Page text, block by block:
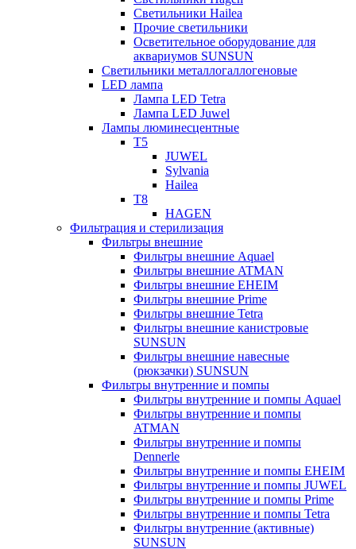
Светильники Hailea
Прочие светильники
Осветительное оборудование для
аквариумов SUNSUN
Светильники металлогаллогеновые
LED лампа
Лампа LED Tetra
Лампа LED Juwel
Лампы люминесцентные
T5
JUWEL
Sylvania
Hailea
T8
HAGEN
Фильтрация и стерилизация
Фильтры внешние
Фильтры внешние Aquael
Фильтры внешние ATMAN
Фильтры внешние EHEIM
Фильтры внешние Prime
Фильтры внешние Tetra
Фильтры внешние канистровые
SUNSUN
Фильтры внешние навесные
(рюкзачки) SUNSUN
Фильтры внутренние и помпы
Фильтры внутренние и помпы Aquael
Фильтры внутренние и помпы
ATMAN
Фильтры внутренние и помпы
Dennerle
Фильтры внутренние и помпы EHEIM
Фильтры внутренние и помпы JUWEL
Фильтры внутренние и помпы Prime
Фильтры внутренние и помпы Tetra
Фильтры внутренние (активные)
SUNSUN